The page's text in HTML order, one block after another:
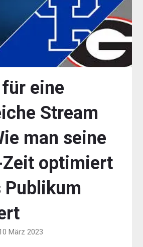
eine
Stream
man seine
optimiert
Publikum
März 2023